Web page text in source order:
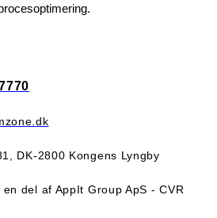
DK-2800 Kongens Lyngby
del af AppIt Group ApS - CVR